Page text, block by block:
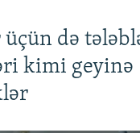
də
kimi geyinə